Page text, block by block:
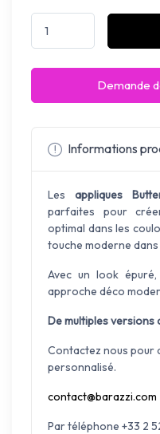
Demande
Informations
Les appliques
parfaites pour
optimal dans les
touche moderne
Avec un look
approche déco
De multiples versions
Contactez nous pour
personnalisé.
contact@barazzi.com
Par téléphone +33 2